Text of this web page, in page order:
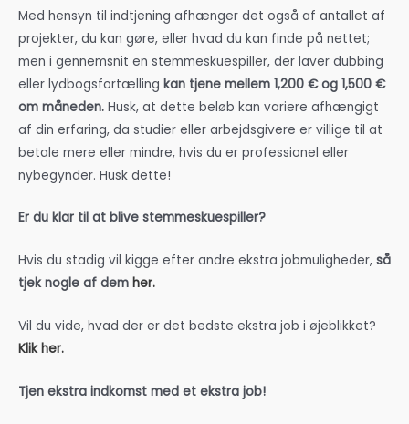
Med hensyn til indtjening afhænger det også af antallet af
projekter, du kan gøre, eller hvad du kan finde på nettet;
men i gennemsnit en stemmeskuespiller, der laver dubbing
eller lydbogsfortælling kan tjene mellem 1,200 € og 1,500 €
om måneden. Husk, at dette beløb kan variere afhængigt
af din erfaring, da studier eller arbejdsgivere er villige til at
betale mere eller mindre, hvis du er professionel eller
nybegynder. Husk dette!
Er du klar til at blive stemmeskuespiller?
Hvis du stadig vil kigge efter andre ekstra jobmuligheder, så
tjek nogle af dem her.
Vil du vide, hvad der er det bedste ekstra job i øjeblikket?
Klik her.
Tjen ekstra indkomst med et ekstra job!